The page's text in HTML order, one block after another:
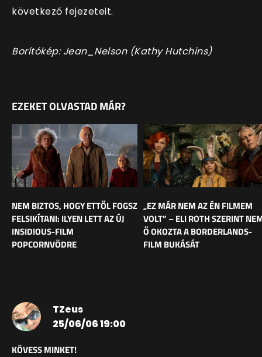
következő fejezeteit.
Borítókép: Jean_Nelson (Kathy Hutchins)
EZEKET OLVASTAD MÁR?
NEM BIZTOS, HOGY ETTŐL FOGSZ
FELSIKÍTANI: ILYEN LETT AZ ÚJ
INSIDIOUS-FILM
POPCORNVÖDRE
„EZ MÁR NEM AZ ÉN FILMEM
VOLT” – ELI ROTH SZERINT
Ő OKOZTA A BORDERLANDS-
FILM BUKÁSÁT
TZeus
25/06/06 19:00
KÖVESS MINKET!